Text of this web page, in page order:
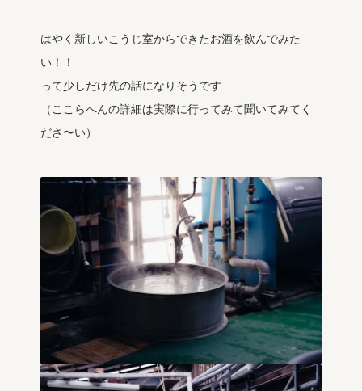
はやく新しいこうじ室からできたお酒を飲んでみた
い！！
って少しだけ先の話になりそうです
（ここらへんの詳細は実際に行ってみて聞いてみてく
ださ〜い）